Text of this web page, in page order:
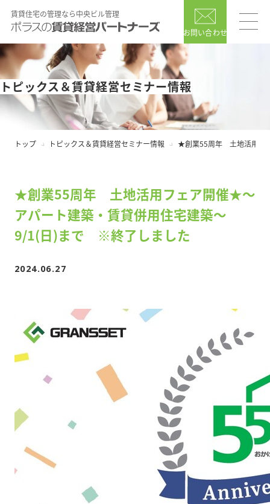
賃貸住宅の管理なら中央ビル管理
お問い合わせ
トピックス＆賃貸経営セミナー情報
トップ トピックス＆賃貸経営セミナー情報 ★創業55周年 土地活用フ
★創業55周年 土地活用フェア開催★～
アパート建築・賃貸併用住宅建築～
9/1(日)まで ※終了しました
2024.06.27